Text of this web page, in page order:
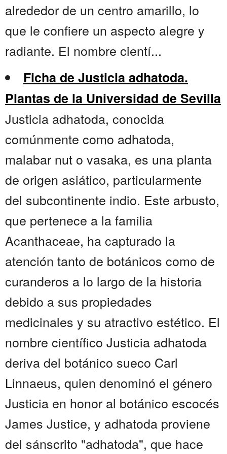
alrededor de un centro amarillo, lo
que le confiere un aspecto alegre y
radiante. El nombre cientí...
Ficha de Justicia adhatoda.
Plantas de la Universidad de Sevilla
Justicia adhatoda, conocida
comúnmente como adhatoda,
malabar nut o vasaka, es una planta
de origen asiático, particularmente
del subcontinente indio. Este arbusto,
que pertenece a la familia
Acanthaceae, ha capturado la
atención tanto de botánicos como de
curanderos a lo largo de la historia
debido a sus propiedades
medicinales y su atractivo estético. El
nombre científico Justicia adhatoda
deriva del botánico sueco Carl
Linnaeus, quien denominó el género
Justicia en honor al botánico escocés
James Justice, y adhatoda proviene
del sánscrito "adhatoda", que hace